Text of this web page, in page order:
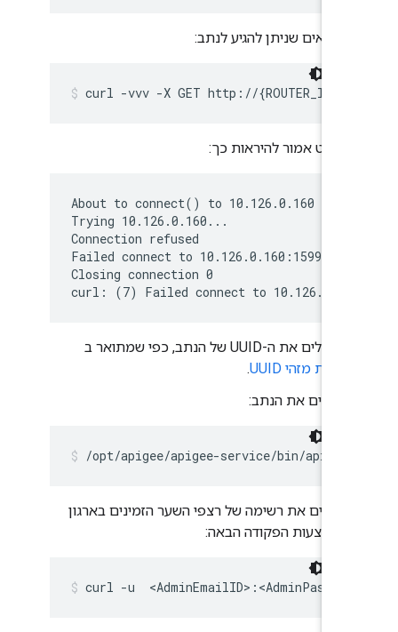
מוודאים שניתן להגיע לנתב:
curl -vvv -X GET http://
הפלט אמור להיראות כך:
About to connect() to 10.126.0.160 port
Trying 10.126.0.160...
Connection refused
Failed connect to 10.126.0.160:15999;
Closing connection 0
curl: (7) Failed connect to
מקבלים את ה-UUID של הנתב, כפי שמתואר ב
.
עוצרים את הנתב:
/opt/apigee/apigee-service/bin/
מציגים את רשימה של רצפי השער הזמינים בארגון
באמצעות הפקודה הבאה:
curl -u